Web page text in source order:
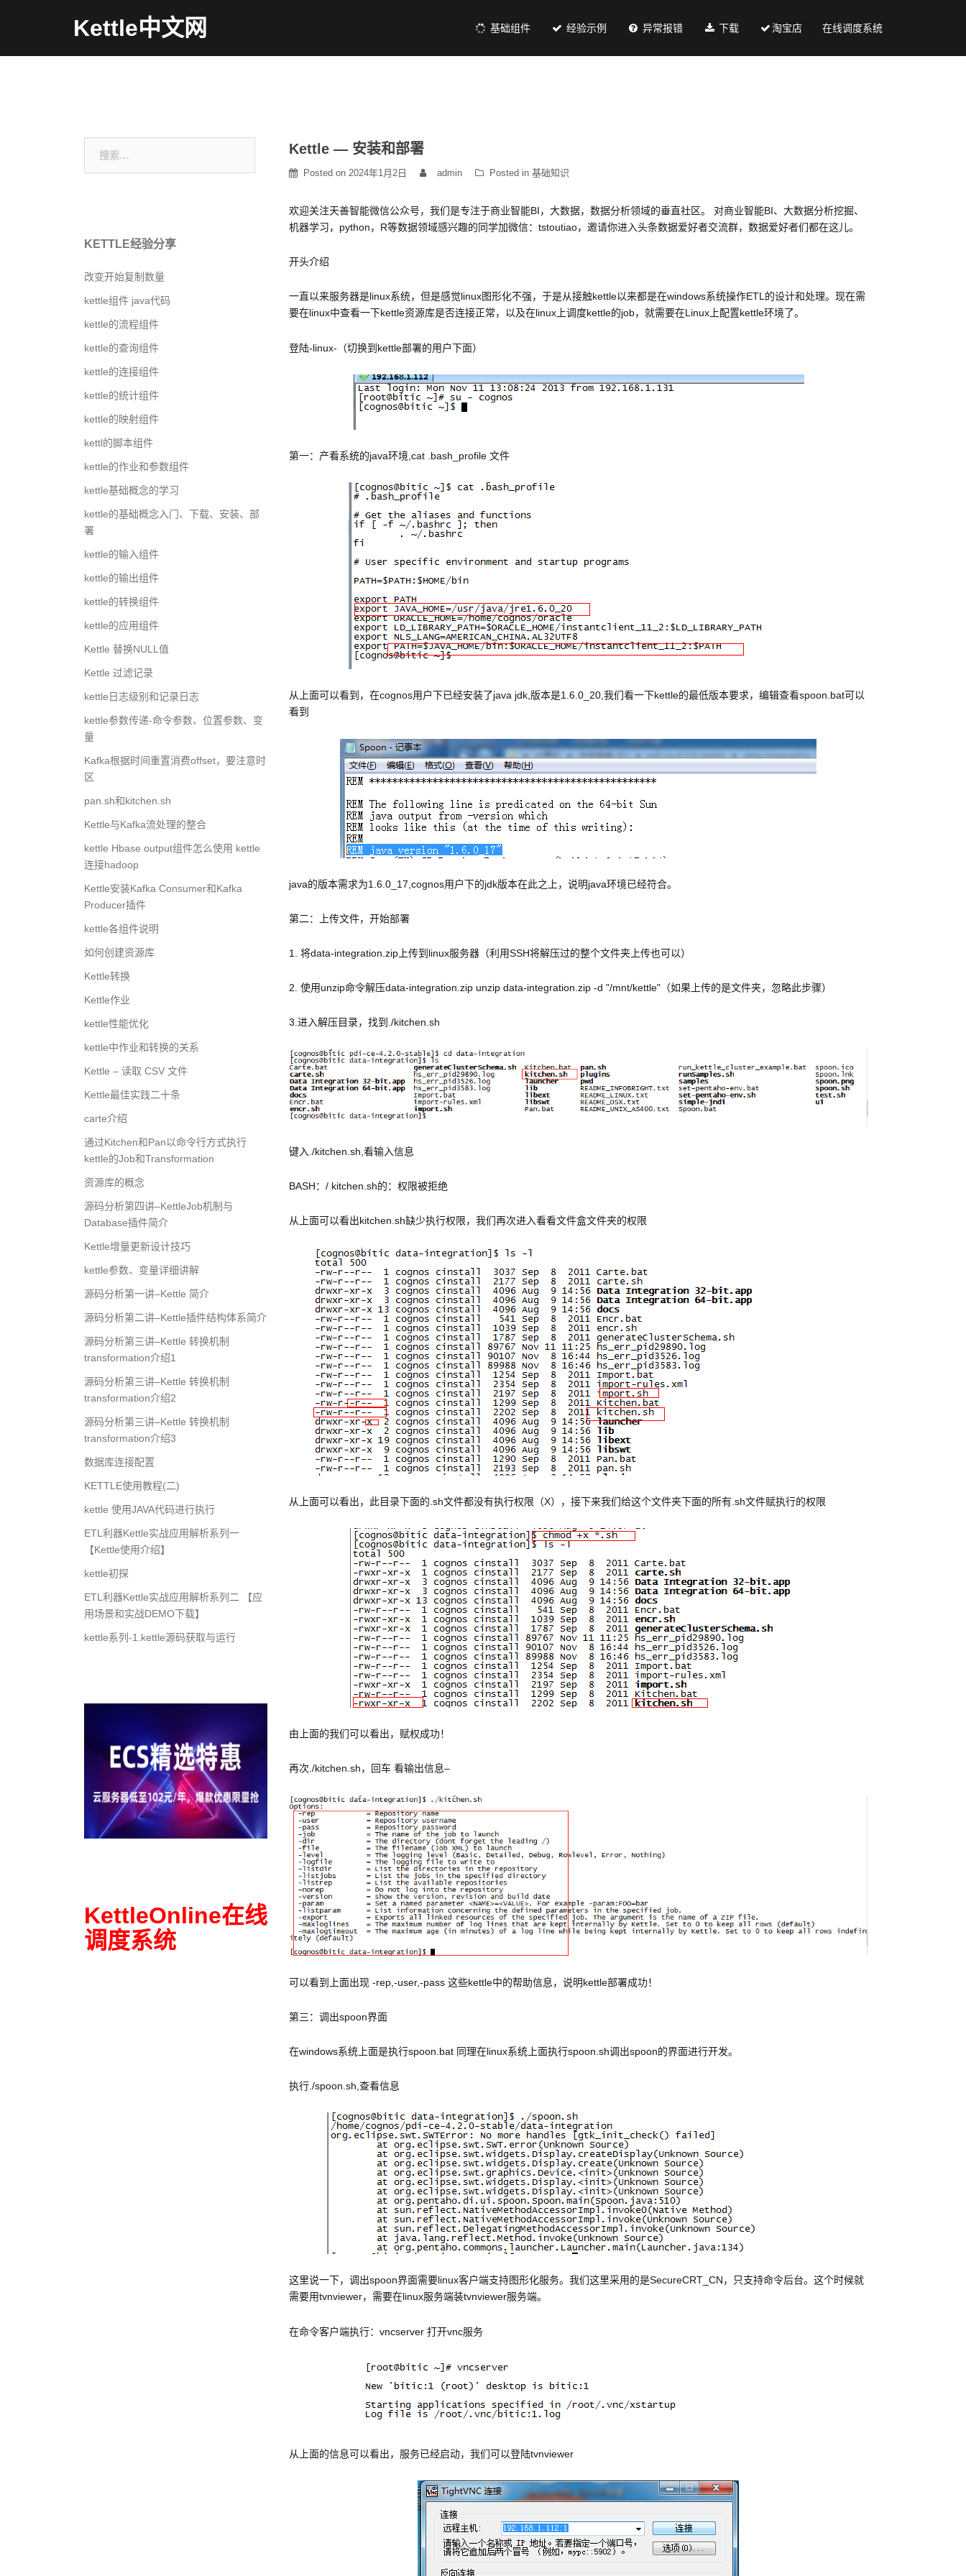
Kettle中文网 基础组件 经验示例 异常报错 下载 淘宝店 在线调度系统
索：
KETTLE经验分享
改变开始复制数量
kettle组件 java代码
kettle的流程组件
kettle的查询组件
kettle的连接组件
kettle的统计组件
kettle的映射组件
kettl的脚本组件
kettle的作业和参数组件
kettle基础概念的学习
kettle的基础概念入门、下载、安装、部
署
kettle的输入组件
kettle的输出组件
kettle的转换组件
kettle的应用组件
Kettle 替换NULL值
Kettle 过滤记录
kettle日志级别和记录日志
kettle参数传递-命令参数、位置参数、变
量
Kafka根据时间重置消费offset，要注意时
区
pan.sh和kitchen.sh
Kettle与Kafka流处理的整合
kettle Hbase output组件怎么使用 kettle
连接hadoop
Kettle安装Kafka Consumer和Kafka
Producer插件
kettle各组件说明
如何创建资源库
Kettle转换
Kettle作业
kettle性能优化
kettle中作业和转换的关系
Kettle – 读取 CSV 文件
Kettle最佳实践二十条
carte介绍
通过Kitchen和Pan以命令行方式执行
kettle的Job和Transformation
资源库的概念
源码分析第四讲–KettleJob机制与
Database插件简介
Kettle增量更新设计技巧
kettle参数、变量详细讲解
源码分析第一讲–Kettle 简介
源码分析第二讲–Kettle插件结构体系简介
源码分析第三讲–Kettle 转换机制
transformation介绍1
源码分析第三讲–Kettle 转换机制
transformation介绍2
源码分析第三讲–Kettle 转换机制
transformation介绍3
数据库连接配置
KETTLE使用教程(二)
kettle 使用JAVA代码进行执行
ETL利器Kettle实战应用解析系列一
【Kettle使用介绍】
kettle初探
ETL利器Kettle实战应用解析系列二 【应
用场景和实战DEMO下载】
kettle系列-1.kettle源码获取与运行
KettleOnline在线
调度系统
Kettle — 安装和部署
Posted on 2024年1月2日 admin Posted in 基础知识
欢迎关注天善智能微信公众号，我们是专注于商业智能BI，大数据，数据分析领域的垂直社区。 对商业智能BI、大数据分析挖掘、
机器学习，python，R等数据领域感兴趣的同学加微信：tstoutiao，邀请你进入头条数据爱好者交流群，数据爱好者们都在这儿。
开头介绍
一直以来服务器是linux系统，但是感觉linux图形化不强，于是从接触kettle以来都是在windows系统操作ETL的设计和处理。现在需
要在linux中查看一下kettle资源库是否连接正常，以及在linux上调度kettle的job，就需要在Linux上配置kettle环境了。
登陆-linux-（切换到kettle部署的用户下面）
第一：产看系统的java环境,cat .bash_profile 文件
从上面可以看到，在cognos用户下已经安装了java jdk,版本是1.6.0_20,我们看一下kettle的最低版本要求，编辑查看spoon.bat可以
看到
java的版本需求为1.6.0_17,cognos用户下的jdk版本在此之上，说明java环境已经符合。
第二：上传文件，开始部署
1. 将data-integration.zip上传到linux服务器（利用SSH将解压过的整个文件夹上传也可以）
2. 使用unzip命令解压data-integration.zip unzip data-integration.zip -d "/mnt/kettle"（如果上传的是文件夹，忽略此步骤）
3.进入解压目录，找到./kitchen.sh
键入./kitchen.sh,看输入信息
BASH：/ kitchen.sh的：权限被拒绝
从上面可以看出kitchen.sh缺少执行权限，我们再次进入看看文件盒文件夹的权限
从上面可以看出，此目录下面的.sh文件都没有执行权限（X），接下来我们给这个文件夹下面的所有.sh文件赋执行的权限
由上面的我们可以看出，赋权成功！
再次./kitchen.sh，回车 看输出信息–
可以看到上面出现 -rep,-user,-pass 这些kettle中的帮助信息，说明kettle部署成功！
第三：调出spoon界面
在windows系统上面是执行spoon.bat 同理在linux系统上面执行spoon.sh调出spoon的界面进行开发。
执行./spoon.sh,查看信息
这里说一下，调出spoon界面需要linux客户端支持图形化服务。我们这里采用的是SecureCRT_CN，只支持命令后台。这个时候就
需要用tvnviewer，需要在linux服务端装tvnviewer服务端。
在命令客户端执行：vncserver 打开vnc服务
从上面的信息可以看出，服务已经启动，我们可以登陆tvnviewer